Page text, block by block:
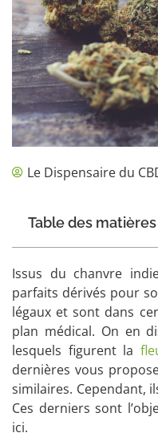
Le Dispensaire du
Table des matières
Issus du chanvre
parfaits dérivés pour
légaux et sont dans
plan médical. On en
lesquels figurent la
dernières vous
similaires. Cependant,
Ces derniers sont
ici.